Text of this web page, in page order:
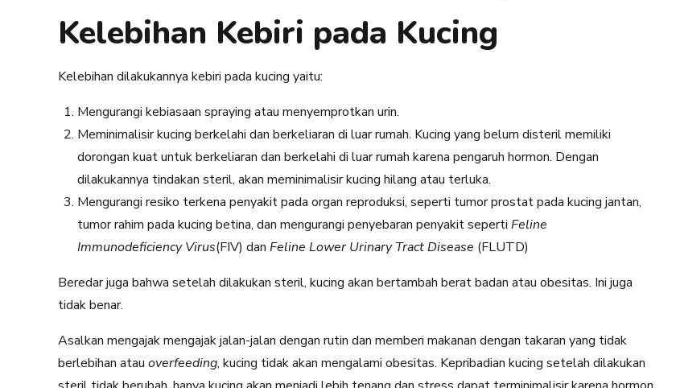
Kelebihan Kebiri pada Kucing
Kelebihan dilakukannya kebiri pada kucing yaitu:
Mengurangi kebiasaan spraying atau menyemprotkan urin.
Meminimalisir kucing berkelahi dan berkeliaran di luar rumah. Kucing yang belum disteril memiliki
dorongan kuat untuk berkeliaran dan berkelahi di luar rumah karena pengaruh hormon. Dengan
dilakukannya tindakan steril, akan meminimalisir kucing hilang atau terluka.
Mengurangi resiko terkena penyakit pada organ reproduksi, seperti tumor prostat pada kucing jantan,
tumor rahim pada kucing betina, dan mengurangi penyebaran penyakit seperti Feline
Immunodeficiency Virus(FIV) dan Feline Lower Urinary Tract Disease (FLUTD)
Beredar juga bahwa setelah dilakukan steril, kucing akan bertambah berat badan atau obesitas. Ini juga
tidak benar.
Asalkan mengajak mengajak jalan-jalan dengan rutin dan memberi makanan dengan takaran yang tidak
berlebihan atau overfeeding, kucing tidak akan mengalami obesitas. Kepribadian kucing setelah dilakukan